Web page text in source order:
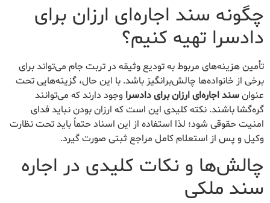
چگونه سند اجاره‌ای ارزان برای
دادسرا تهیه کنیم؟
تأمین هزینه‌های مربوط به تودیع وثیقه در تربت جام می‌تواند برای
برخی از خانواده‌ها چالش‌برانگیز باشد. با این حال، گزینه‌هایی تحت
عنوانسند اجاره‌ای ارزان برای دادسرا وجود دارند که می‌توانند
گره‌گشا باشند. نکته کلیدی این است که ارزان بودن نباید فدای
امنیت حقوقی شود؛ لذا استفاده از این اسناد حتماً باید تحت نظارت
وکیل و پس از استعلام کامل مراجع ثبتی صورت گیرد.
چالش‌ها و نکات کلیدی در اجاره
سند ملکی